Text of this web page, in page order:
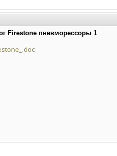
Firestone пневморессоры 1